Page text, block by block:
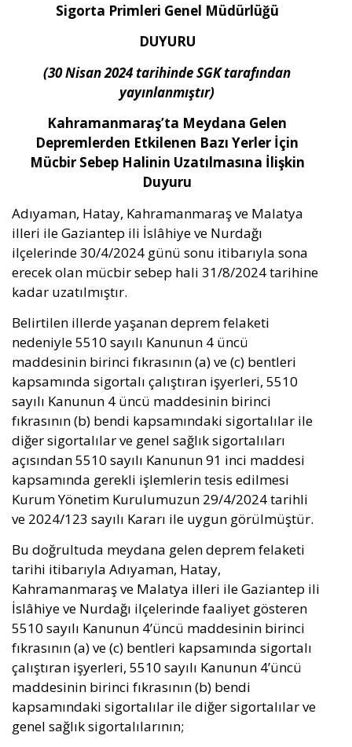
Sigorta Primleri Genel Müdürlüğü
DUYURU
(30 Nisan 2024 tarihinde SGK tarafından
yayınlanmıştır)
Kahramanmaraş’ta Meydana Gelen
Depremlerden Etkilenen Bazı Yerler İçin
MücbirSebep Halinin Uzatılmasına İlişkin
Duyuru
Adıyaman, Hatay, Kahramanmaraş ve Malatya
illeri ile Gaziantep ili İslâhiye ve Nurdağı
ilçelerinde 30/4/2024 günü sonu itibarıyla sona
erecek olan mücbir sebep hali 31/8/2024 tarihine
kadar uzatılmıştır.
Belirtilen illerde yaşanan deprem felaketi
nedeniyle 5510 sayılı Kanunun 4 üncü
maddesinin birinci fıkrasının (a) ve (c) bentleri
kapsamında sigortalı çalıştıran işyerleri, 5510
sayılı Kanunun 4 üncü maddesinin birinci
fıkrasının (b) bendi kapsamındaki sigortalılar ile
diğer sigortalılar ve genel sağlık sigortalıları
açısından 5510 sayılı Kanunun 91 inci maddesi
kapsamında gerekli işlemlerin tesis edilmesi
Kurum Yönetim Kurulumuzun 29/4/2024 tarihli
ve 2024/123 sayılı Kararı ile uygun görülmüştür.
Bu doğrultuda meydana gelen deprem felaketi
tarihi itibarıyla Adıyaman, Hatay,
Kahramanmaraş ve Malatya illeri ile Gaziantep ili
İslâhiye ve Nurdağı ilçelerinde faaliyet gösteren
5510 sayılı Kanunun 4’üncü maddesinin birinci
fıkrasının (a) ve (c) bentleri kapsamında sigortalı
çalıştıran işyerleri, 5510 sayılı Kanunun 4’üncü
maddesinin birinci fıkrasının (b) bendi
kapsamındaki sigortalılar ile diğer sigortalılar ve
genel sağlık sigortalılarının;